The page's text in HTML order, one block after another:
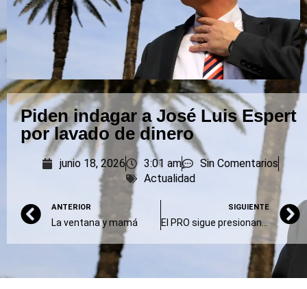
Piden indagar a José Luis Espert
por lavado de dinero
junio 18, 2026 3:01 am
Sin Comentarios
Actualidad
ANTERIOR
La ventana y mamá
SIGUIENTE